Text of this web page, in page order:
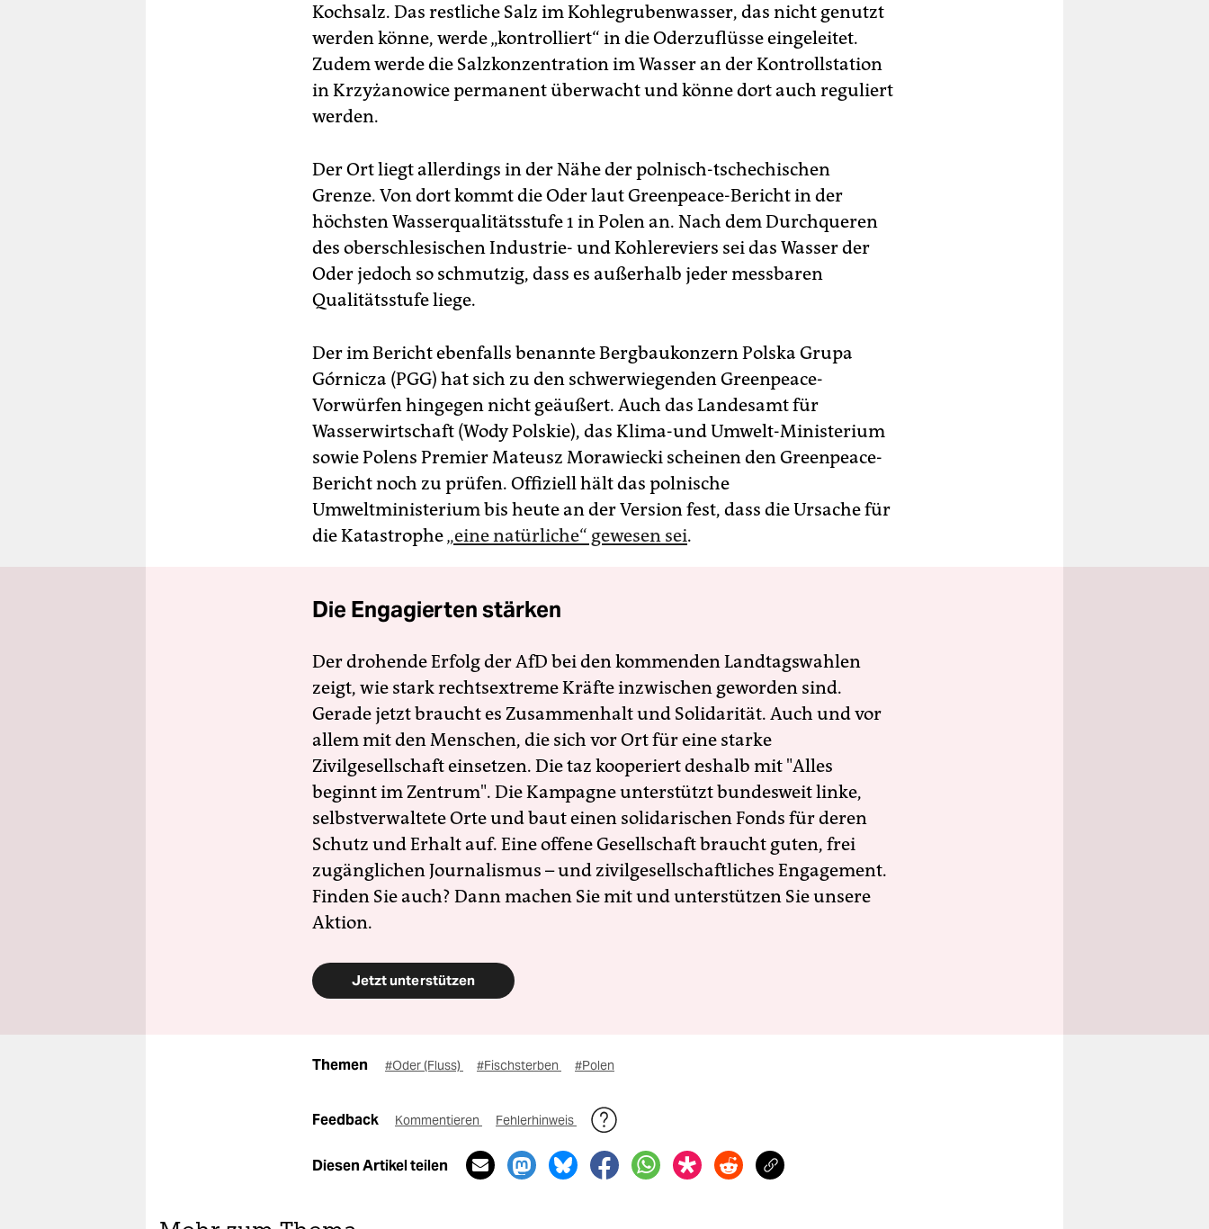
Kochsalz. Das restliche Salz im Kohlegrubenwasser, das nicht genutzt
werden könne, werde „kontrolliert“ in die Oderzuflüsse eingeleitet.
Zudem werde die Salzkonzentration im Wasser an der Kontrollstation
in Krzyżanowice permanent überwacht und könne dort auch reguliert
werden.
Der Ort liegt allerdings in der Nähe der polnisch-tschechischen
Grenze. Von dort kommt die Oder laut Greenpeace-Bericht in der
höchsten Wasserqualitätsstufe 1 in Polen an. Nach dem Durchqueren
des oberschlesischen Industrie- und Kohlereviers sei das Wasser der
Oder jedoch so schmutzig, dass es außerhalb jeder messbaren
Qualitätsstufe liege.
Der im Bericht ebenfalls benannte Bergbaukonzern Polska Grupa
Górnicza (PGG) hat sich zu den schwerwiegenden Greenpeace-
Vorwürfen hingegen nicht geäußert. Auch das Landesamt für
Wasserwirtschaft (Wody Polskie), das Klima-und Umwelt-Ministerium
sowie Polens Premier Mateusz Morawiecki scheinen den Greenpeace-
Bericht noch zu prüfen. Offiziell hält das polnische
Umweltministerium bis heute an der Version fest, dass die Ursache für
die Katastrophe„eine natürliche“ gewesen sei.
Die Engagierten stärken
Der drohende Erfolg der AfD bei den kommenden Landtagswahlen
zeigt, wie stark rechtsextreme Kräfte inzwischen geworden sind.
Gerade jetzt braucht es Zusammenhalt und Solidarität. Auch und vor
allem mit den Menschen, die sich vor Ort für eine starke
Zivilgesellschaft einsetzen. Die taz kooperiert deshalb mit "Alles
beginnt im Zentrum". Die Kampagne unterstützt bundesweit linke,
selbstverwaltete Orte und baut einen solidarischen Fonds für deren
Schutz und Erhalt auf. Eine offene Gesellschaft braucht guten, frei
zugänglichen Journalismus – und zivilgesellschaftliches Engagement.
Finden Sie auch? Dann machen Sie mit und unterstützen Sie unsere
Aktion.
Jetzt unterstützen
Themen #Oder (Fluss) #Fischsterben #Polen
Feedback Kommentieren Fehlerhinweis
Diesen Artikel teilen